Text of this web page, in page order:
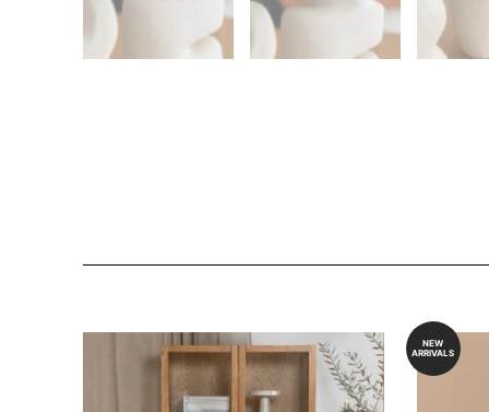
NEW
ARRIVALS